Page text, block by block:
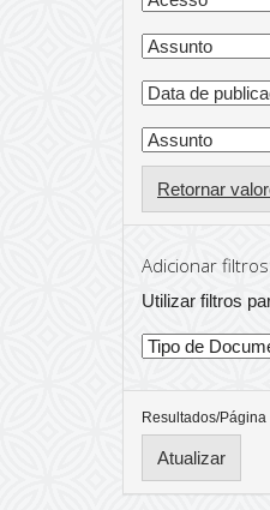
Retornar
Adicionar
Utilizar filtros
Resultados/Página